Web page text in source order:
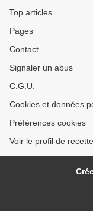
Top articles
Pages
Contact
Signaler un abus
C.G.U.
Cookies et données
Préférences cookies
Voir le profil de